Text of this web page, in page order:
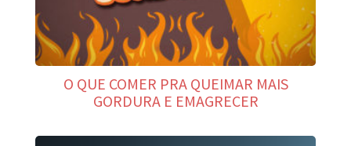
O QUE COMER PRA QUEIMAR MAIS
GORDURA E EMAGRECER